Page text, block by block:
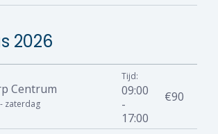
2026
Centrum
zaterdag
Tijd:
09:00
-
17:00
€90